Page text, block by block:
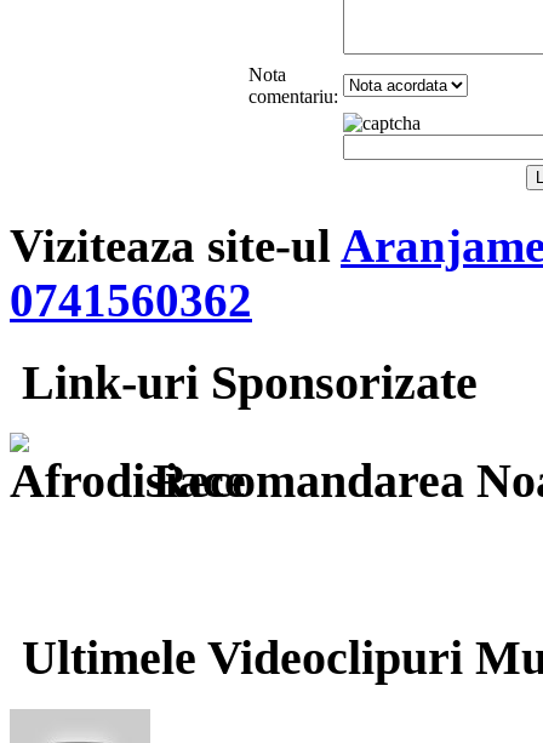
Nota
comentariu:
Viziteaza site-ul
0741560362
Link-uri Sponsorizate
Recomandarea
Ultimele Videoclipuri